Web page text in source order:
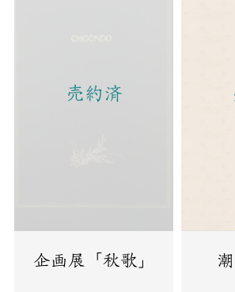
売約済
企画展「秋歌」